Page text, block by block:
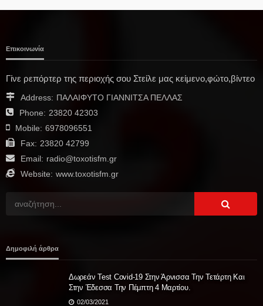
Επικοινωνία
Γίνε ρεπόρτερ της περιοχής σου Στείλε μας κείμενο,φώτο,βίντεο
Address: ΠΑΛΑΙΦΥΤΟ ΓΙΑΝΝΙΤΣΑ ΠΕΛΛΑΣ
Phone: 23820 42303
Mobile: 6978096551
Fax: 23820 42799
Email: radio@toxotisfm.gr
Website: www.toxotisfm.gr
Δημοφιλή άρθρα
Δωρεάν Test Covid-19 Στην Άρνισσα Την Τετάρτη Και
Στην Έδεσσα Την Πέμπτη 4 Μαρτίου.
02/03/2021